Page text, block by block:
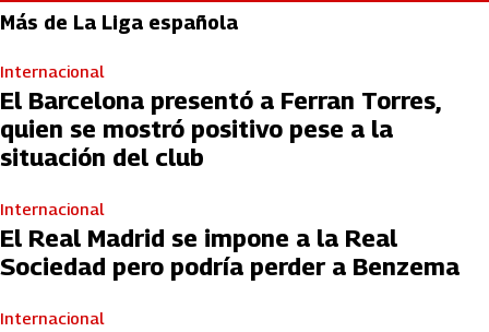
Más de La Liga española
Internacional
El Barcelona presentó a Ferran Torres,
quien se mostró positivo pese a la
situación del club
Internacional
El Real Madrid se impone a la Real
Sociedad pero podría perder a Benzema
Internacional